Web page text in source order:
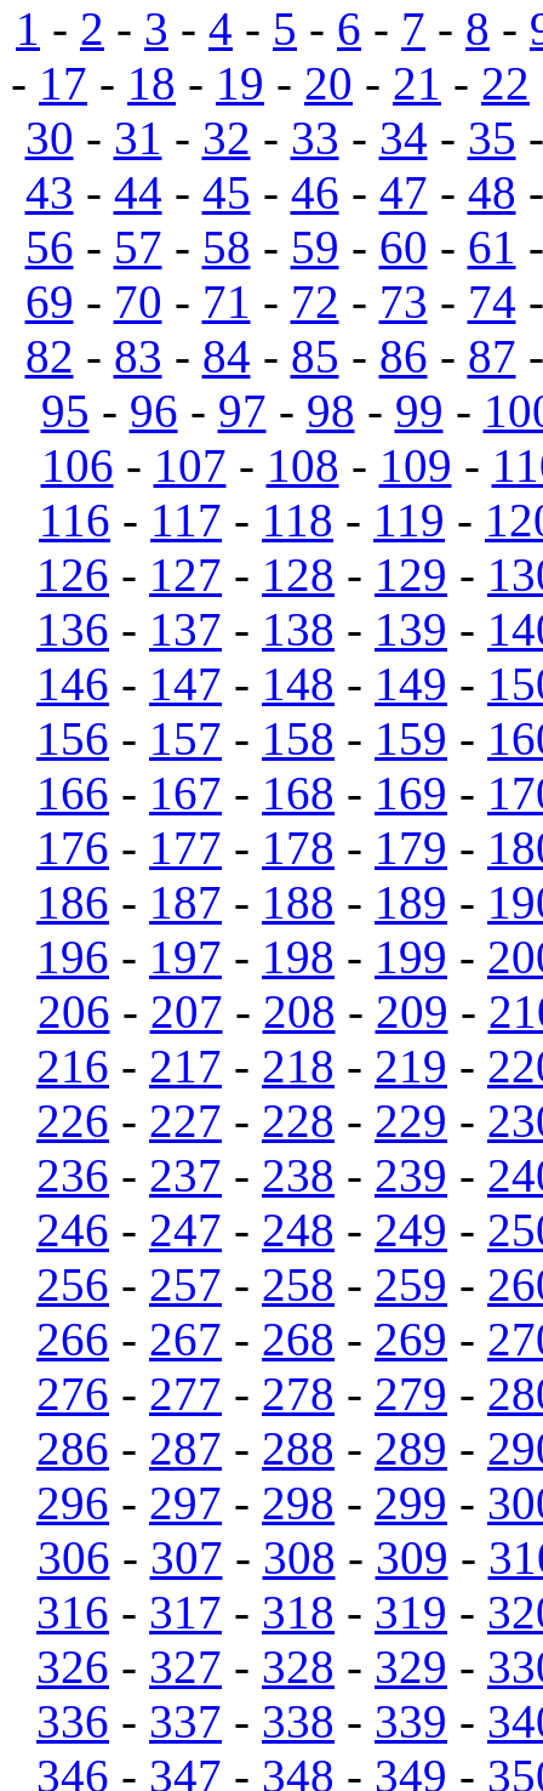
1 - 2 - 3 - 4 - 5 - 6 - 7 - 8 -
- 17 - 18 - 19 - 20 - 21 - 22
30 - 31 - 32 - 33 - 34 - 35
43 - 44 - 45 - 46 - 47 - 48
56 - 57 - 58 - 59 - 60 - 61
69 - 70 - 71 - 72 - 73 - 74
82 - 83 - 84 - 85 - 86 - 87
95 - 96 - 97 - 98 - 99 -
106 - 107 - 108 - 109 -
116 - 117 - 118 - 119 -
126 - 127 - 128 - 129 -
136 - 137 - 138 - 139 -
146 - 147 - 148 - 149 -
156 - 157 - 158 - 159 -
166 - 167 - 168 - 169 -
176 - 177 - 178 - 179 -
186 - 187 - 188 - 189 -
196 - 197 - 198 - 199 -
206 - 207 - 208 - 209 -
216 - 217 - 218 - 219 -
226 - 227 - 228 - 229 -
236 - 237 - 238 - 239 -
246 - 247 - 248 - 249 -
256 - 257 - 258 - 259 -
266 - 267 - 268 - 269 -
276 - 277 - 278 - 279 -
286 - 287 - 288 - 289 -
296 - 297 - 298 - 299 -
306 - 307 - 308 - 309 -
316 - 317 - 318 - 319 -
326 - 327 - 328 - 329 -
336 - 337 - 338 - 339 -
346 - 347 - 348 - 349 -